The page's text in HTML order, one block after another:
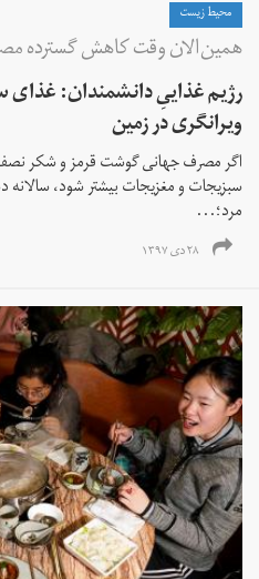
محیط زیست
همین‌الان وقت کاهش گسترده
رژیم غذاییِ دانشمندان: غذای
ویرانگری در زمین
اگر مصرف جهانی گوشت‌ قرمز و شکر نصف
مرد؛...
۲۸ دی ۱۳۹۷